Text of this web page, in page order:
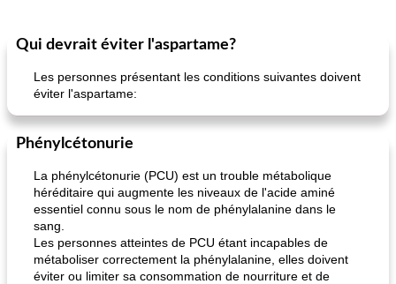
Qui devrait éviter l'aspartame?
Les personnes présentant les conditions suivantes doivent
éviter l'aspartame:
Phénylcétonurie
La phénylcétonurie (PCU) est un trouble métabolique
héréditaire qui augmente les niveaux de l'acide aminé
essentiel connu sous le nom de phénylalanine dans le
sang.
Les personnes atteintes de PCU étant incapables de
métaboliser correctement la phénylalanine, elles doivent
éviter ou limiter sa consommation de nourriture et de